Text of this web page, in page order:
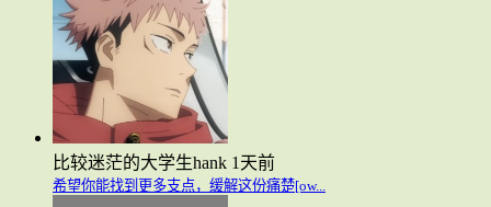
比较迷茫的大学生hank 1天前
希望你能找到更多支点，缓解这份痛楚[ow...